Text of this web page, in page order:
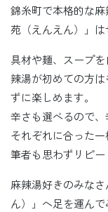
錦糸町で本格的な
苑（えんえん）」は
具材や麺、スープ
辣湯が初めての方
ずに楽しめます。
辛さも選べるので、
それぞれに合った一
筆者も思わずリピ
麻辣湯好きのみな
ん）」へ足を運ん